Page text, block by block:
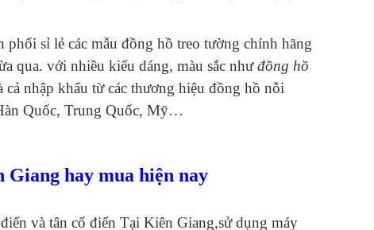
sỉ lẻ các mẫu đồng hồ treo tường chính hãng
qua. với nhiều kiểu dáng, màu sắc nhưđồng hồ
nhập khẩu từ các thương hiệu đồng hồ nỗi
Quốc, Trung Quốc, Mỹ…
hay mua hiện nay
và tân cổ điển Tại Kiên Giang,sử dụng máy